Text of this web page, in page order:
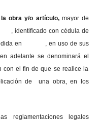
la obra y/o artículo, mayor de
con cédula de
en , en uso de sus
adelante se denominará el
con el fin de que se realice la
de una obra, en los
reglamentaciones legales